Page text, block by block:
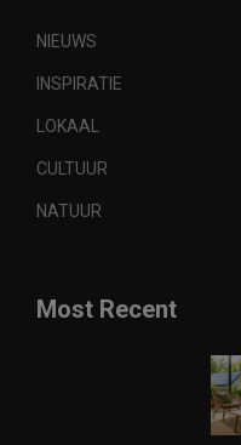
NIEUWS
INSPIRATIE
LOKAAL
CULTUUR
NATUUR
Most Recent